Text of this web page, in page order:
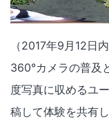
（2017年9月12日
360°カメラの普及
度写真に収めるユ
稿して体験を共有